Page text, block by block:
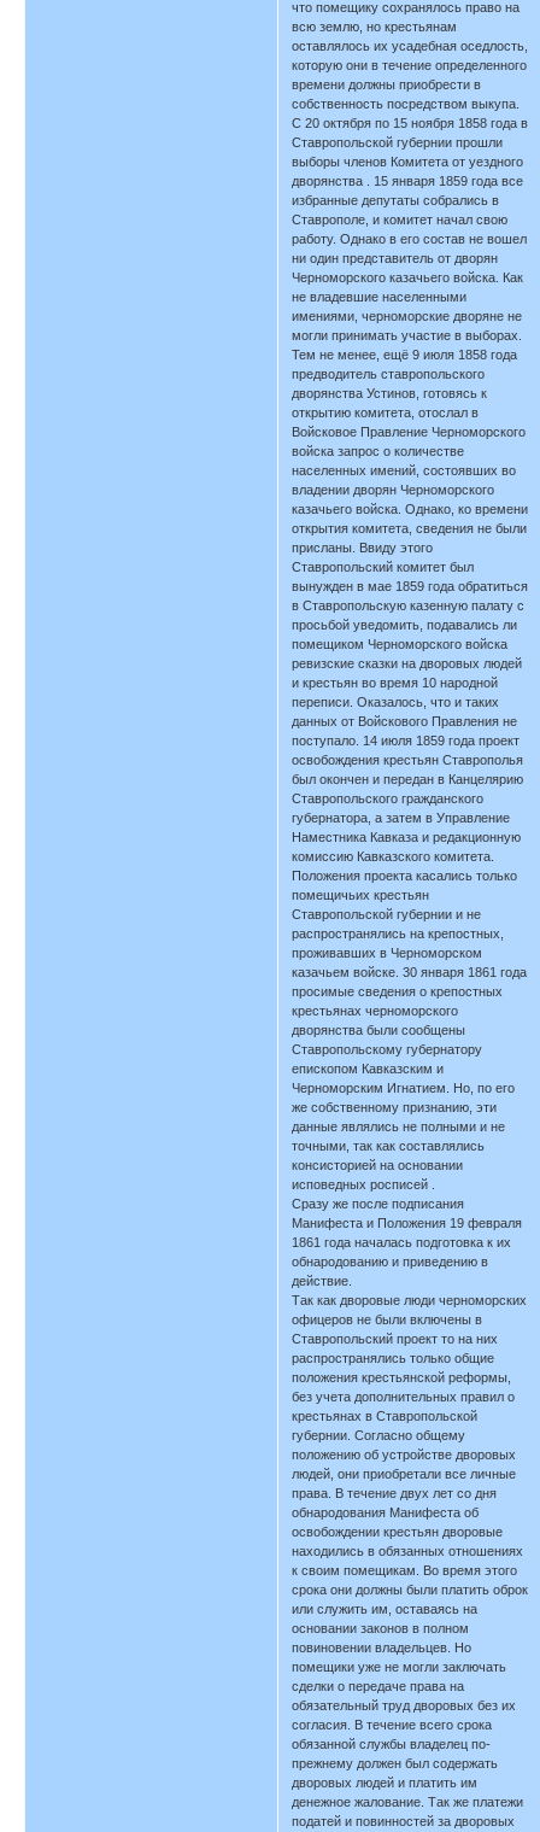
что помещику сохранялось право на
всю землю, но крестьянам
оставлялось их усадебная оседлость,
которую они в течение определенного
времени должны приобрести в
собственность посредством выкупа.
С 20 октября по 15 ноября 1858 года в
Ставропольской губернии прошли
выборы членов Комитета от уездного
дворянства . 15 января 1859 года все
избранные депутаты собрались в
Ставрополе, и комитет начал свою
работу. Однако в его состав не вошел
ни один представитель от дворян
Черноморского казачьего войска. Как
не владевшие населенными
имениями, черноморские дворяне не
могли принимать участие в выборах.
Тем не менее, ещё 9 июля 1858 года
предводитель ставропольского
дворянства Устинов, готовясь к
открытию комитета, отослал в
Войсковое Правление Черноморского
войска запрос о количестве
населенных имений, состоявших во
владении дворян Черноморского
казачьего войска. Однако, ко времени
открытия комитета, сведения не были
присланы. Ввиду этого
Ставропольский комитет был
вынужден в мае 1859 года обратиться
в Ставропольскую казенную палату с
просьбой уведомить, подавались ли
помещиком Черноморского войска
ревизские сказки на дворовых людей
и крестьян во время 10 народной
переписи. Оказалось, что и таких
данных от Войскового Правления не
поступало. 14 июля 1859 года проект
освобождения крестьян Ставрополья
был окончен и передан в Канцелярию
Ставропольского гражданского
губернатора, а затем в Управление
Наместника Кавказа и редакционную
комиссию Кавказского комитета.
Положения проекта касались только
помещичьих крестьян
Ставропольской губернии и не
распространялись на крепостных,
проживавших в Черноморском
казачьем войске. 30 января 1861 года
просимые сведения о крепостных
крестьянах черноморского
дворянства были сообщены
Ставропольскому губернатору
епископом Кавказским и
Черноморским Игнатием. Но, по его
же собственному признанию, эти
данные являлись не полными и не
точными, так как составлялись
консисторией на основании
исповедных росписей .
Сразу же после подписания
Манифеста и Положения 19 февраля
1861 года началась подготовка к их
обнародованию и приведению в
действие.
Так как дворовые люди черноморских
офицеров не были включены в
Ставропольский проект то на них
распространялись только общие
положения крестьянской реформы,
без учета дополнительных правил о
крестьянах в Ставропольской
губернии. Согласно общему
положению об устройстве дворовых
людей, они приобретали все личные
права. В течение двух лет со дня
обнародования Манифеста об
освобождении крестьян дворовые
находились в обязанных отношениях
к своим помещикам. Во время этого
срока они должны были платить оброк
или служить им, оставаясь на
основании законов в полном
повиновении владельцев. Но
помещики уже не могли заключать
сделки о передаче права на
обязательный труд дворовых без их
согласия. В течение всего срока
обязанной службы владелец по-
прежнему должен был содержать
дворовых людей и платить им
денежное жалование. Так же платежи
податей и повинностей за дворовых